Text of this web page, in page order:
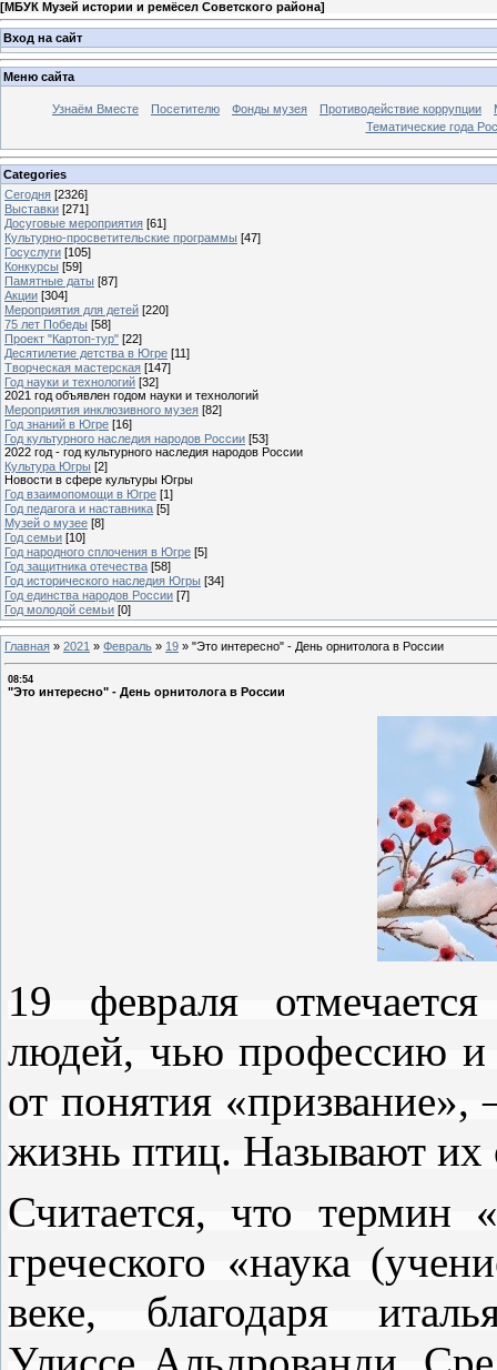
[МБУК Музей истории и ремёсел Советского района]
Вход на сайт
Меню сайта
Узнаём Вместе Посетителю Фонды музея Противодействие коррупции
Тематические года
Categories
Сегодня [2326]
Выставки [271]
Досуговые мероприятия [61]
Культурно-просветительские программы [47]
Госуслуги [105]
Конкурсы [59]
Памятные даты [87]
Акции [304]
Мероприятия для детей [220]
75 лет Победы [58]
Проект "Картоп-тур" [22]
Десятилетие детства в Югре [11]
Творческая мастерская [147]
Год науки и технологий [32]
2021 год объявлен годом науки и технологий
Мероприятия инклюзивного музея [82]
Год знаний в Югре [16]
Год культурного наследия народов России [53]
2022 год - год культурного наследия народов России
Культура Югры [2]
Новости в сфере культуры Югры
Год взаимопомощи в Югре [1]
Год педагога и наставника [5]
Музей о музее [8]
Год семьи [10]
Год народного сплочения в Югре [5]
Год защитника отечества [58]
Год исторического наследия Югры [34]
Год единства народов России [7]
Год молодой семьи [0]
Главная » 2021 » Февраль » 19 » "Это интересно" - День орнитолога в России
08:54
"Это интересно" - День орнитолога в России
19 февраля
людей, чью профессию и
от понятия
жизнь птиц. Называют их
Считается, что термин
греческого «наука
веке, благодаря